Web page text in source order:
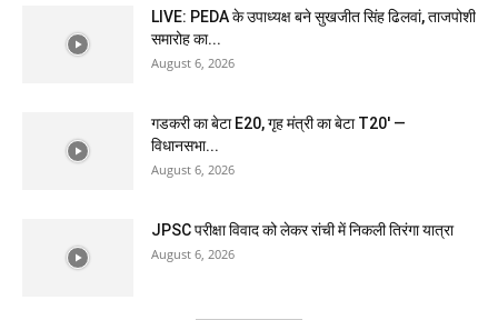
LIVE: PEDA के उपाध्यक्ष बने सुखजीत सिंह ढिलवां, ताजपोशी
समारोह का...
August 6, 2026
गडकरी का बेटा E20, गृह मंत्री का बेटा T20′ —
विधानसभा...
August 6, 2026
JPSC परीक्षा विवाद को लेकर रांची में निकली तिरंगा यात्रा
August 6, 2026